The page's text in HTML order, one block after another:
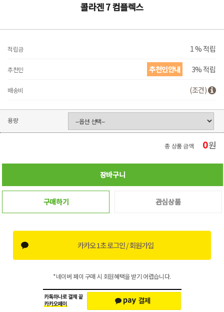
콜라겐 7 컴플렉스
적립금 1 % 적립
추천인 추천인안내 3% 적립
배송비 (조건)
용량
총 상품 금액 0원
장바구니
구매하기 관심상품
카카오 1초 로그인 / 회원가입
*네이버 페이 구매 시 회원혜택을 받기 어렵습니다.